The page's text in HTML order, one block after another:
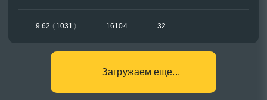
9.62 ( 1031 ) 16104 32
Загружаем еще...